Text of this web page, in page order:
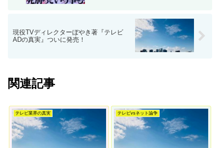
現役TVディレクターぼやき著『テレビ
ADの真実』ついに発売！
関連記事
テレビ業界の真実 テレビvsネット論争